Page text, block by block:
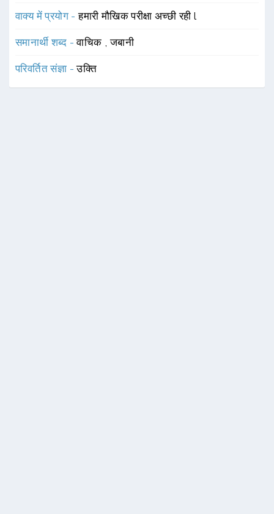
वाक्य में प्रयोग -हमारी मौखिक परीक्षा अच्छी रही l
समानार्थी शब्द -वाचिक ,जबानी
परिवर्तित संज्ञा -उक्ति